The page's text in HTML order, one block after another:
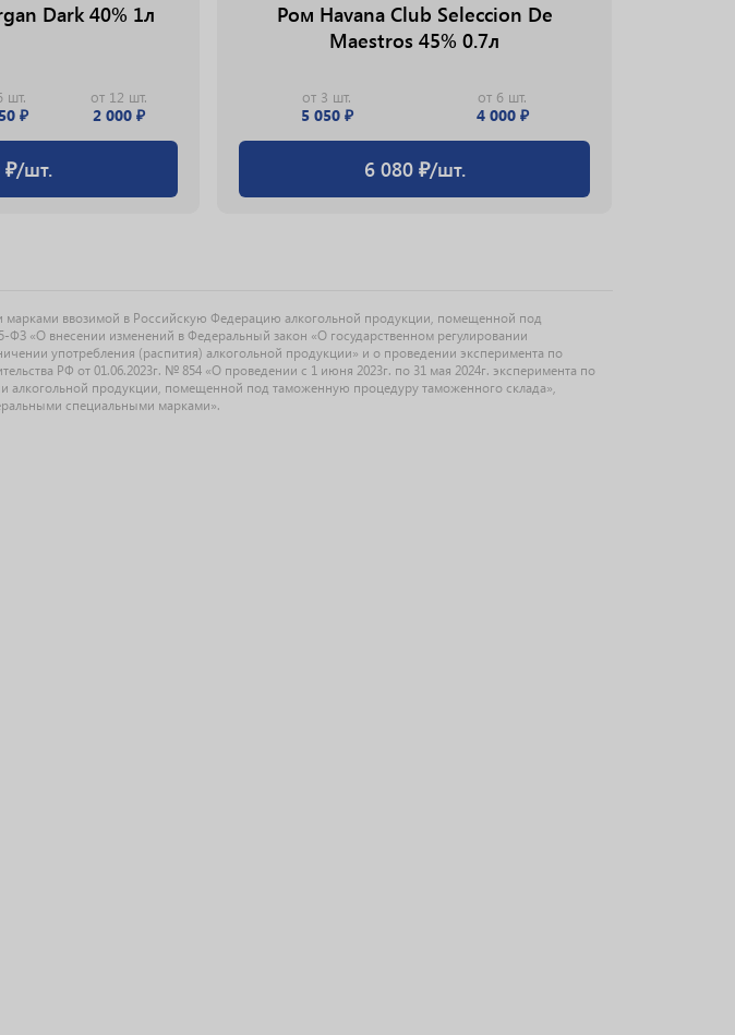
Dark 40% 1л
₽
шт.
2 000 ₽
от 12 шт.
₽/шт.
Ром Havana Club Seleccion De
Maestros 45% 0.7л
5 050 ₽
от 3 шт.
4 000 ₽
от 6 шт.
6 080 ₽/шт.
ввозимой в Российскую Федерацию алкогольной продукции, помещенной под
«О внесении изменений в Федеральный закон «О государственном регулировании
употребления (распития) алкогольной продукции» и о проведении эксперимента по
РФ от 01.06.2023г. № 854 «О проведении с 1 июня 2023г. по 31 мая 2024г. эксперимента по
продукции, помещенной под таможенную процедуру таможенного склада»,
специальными марками».